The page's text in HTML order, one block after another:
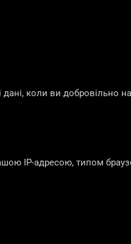
коли ви добровільно
IP-адресою, типом